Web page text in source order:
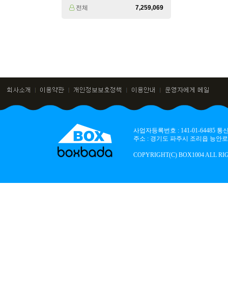
전체
7,259,069
사업자등록번호 : 141-01-64485
주소 : 경기도 파주시 조리읍 능안
COPYRIGHT(C) BOX1004 ALL